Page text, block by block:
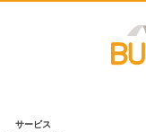
サービス